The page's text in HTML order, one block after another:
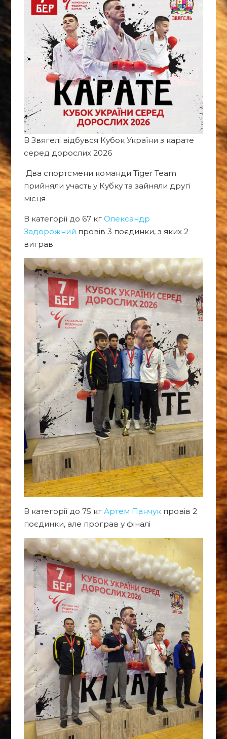
В Звягелі відбувся Кубок України з карате
серед дорослих 2026
Два спортсмени команди Tiger Team
прийняли участь у Кубку та зайняли другі
місця
В категорії до 67 кг Олександр
Задорожний провів 3 поєдинки, з яких 2
виграв
В категорії до 75 кг Артем Панчукпровів 2
поєдинки, але програв у фіналі